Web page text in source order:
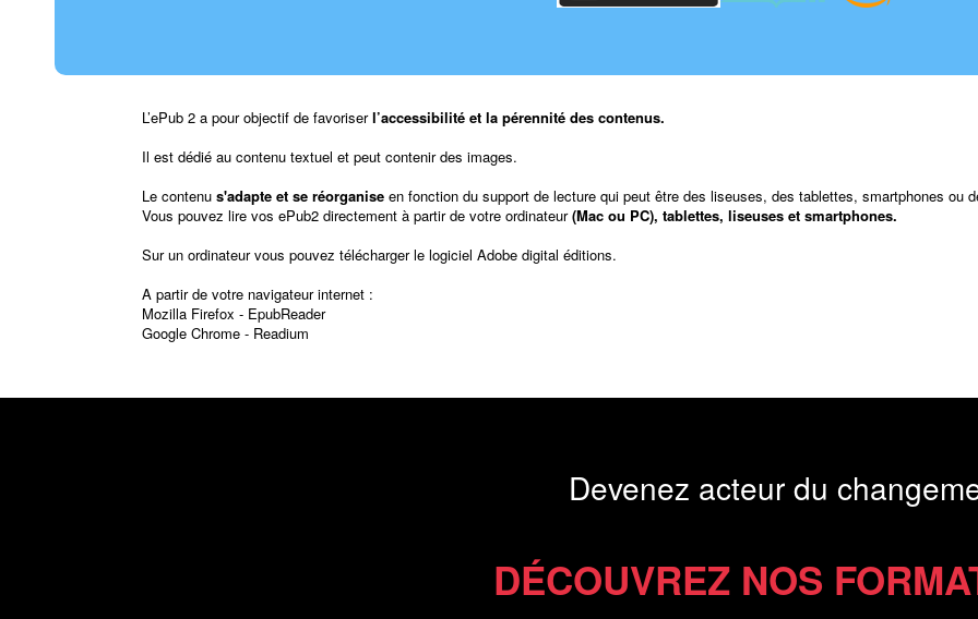
L’ePub 2 a pour objectif de favoriserl’accessibilité et la pérennité des contenus.
Il est dédié au contenu textuel et peut contenir des images.
Le contenu s'adapte et se réorganise en fonction du support de lecture qui peut être des liseuses, des tablettes, smartphones ou
Vous pouvez lire vos ePub2 directement à partir de votre ordinateur(Mac ou PC), tablettes, liseuses et smartphones.
Sur un ordinateur vous pouvez télécharger le logiciel Adobe digital éditions.
A partir de votre navigateur internet :
Mozilla Firefox - EpubReader
Google Chrome - Readium
Devenez acteur du
DÉCOUVREZ NOS